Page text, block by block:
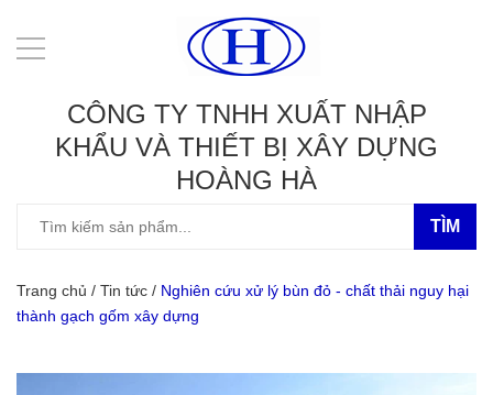
CÔNG TY TNHH XUẤT NHẬP
KHẨU VÀ THIẾT BỊ XÂY DỰNG
HOÀNG HÀ
TÌM
Trang chủ / Tin tức / Nghiên cứu xử lý bùn đỏ - chất thải nguy hại
thành gạch gốm xây dựng